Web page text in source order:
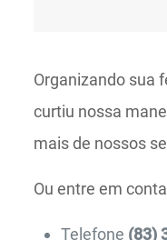
Organizando sua
curtiu nossa
mais de nossos
Ou entre em
Telefone (83)